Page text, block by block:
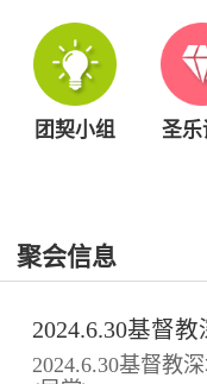
团契小组 圣乐
聚会信息
2024.6.30基督教